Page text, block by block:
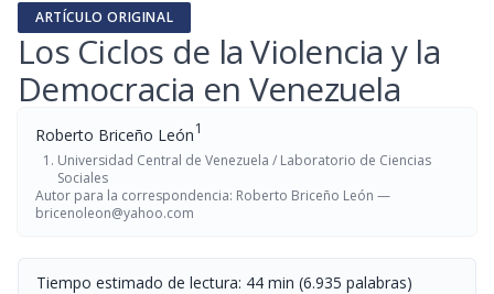
ARTÍCULO ORIGINAL
Los Ciclos de la Violencia y la
Democracia en Venezuela
Roberto Briceño León1
Universidad Central de Venezuela / Laboratorio de Ciencias
Sociales
Autor para la correspondencia: Roberto Briceño León —
bricenoleon@yahoo.com
Tiempo estimado de lectura: 44 min (6.935 palabras)